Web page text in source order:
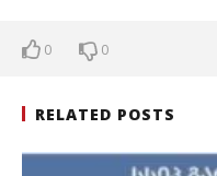
0 0
RELATED POSTS